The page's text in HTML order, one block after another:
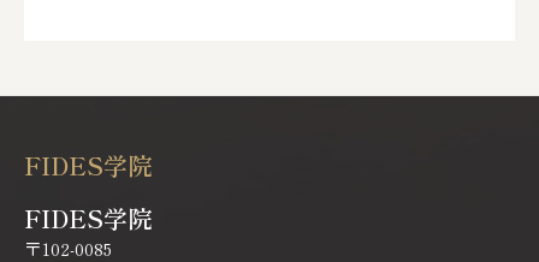
FIDES学院
FIDES学院
〒102-0085